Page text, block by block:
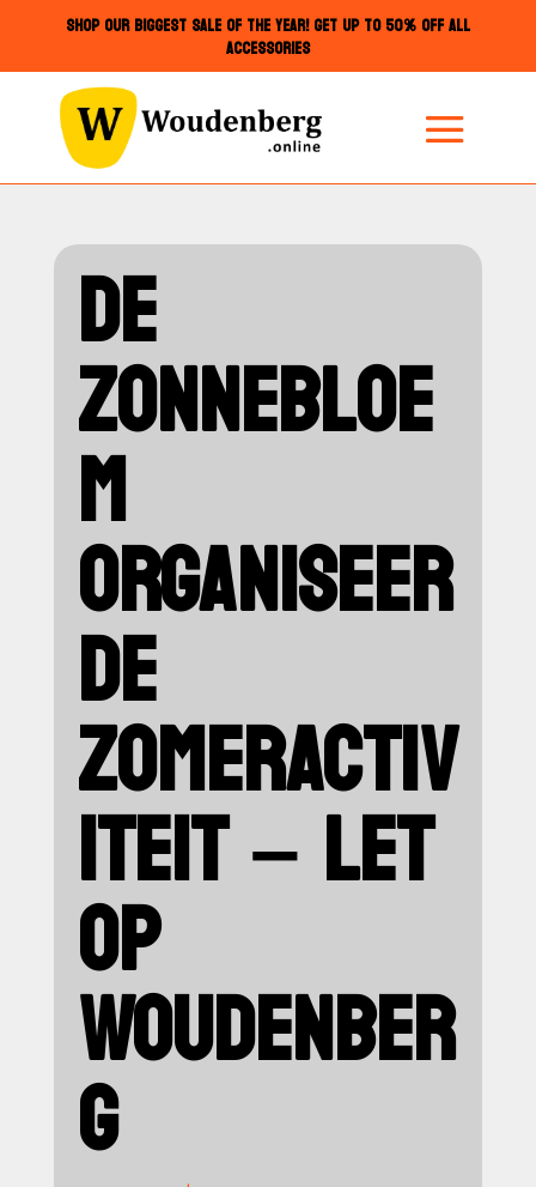
SHOP OUR BIGGEST SALE OF THE YEAR! GET UP TO 50% OFF ALL
ACCESSORIES
DE
ZONNEBLOE
M
ORGANISEER
DE
ZOMERACTIV
ITEIT – LET
OP
WOUDENBER
G